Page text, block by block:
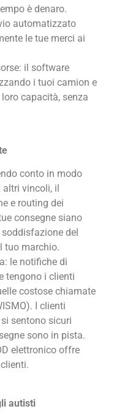
è denaro.
automatizzato
le tue merci ai
il software
i tuoi camion e
capacità, senza
conto in modo
altri vincoli, il
e routing dei
consegne siano
del
tuo marchio.
le notifiche di
tengono i clienti
costose chiamate
I clienti
sentono sicuri
sono in pista.
elettronico offre
autisti